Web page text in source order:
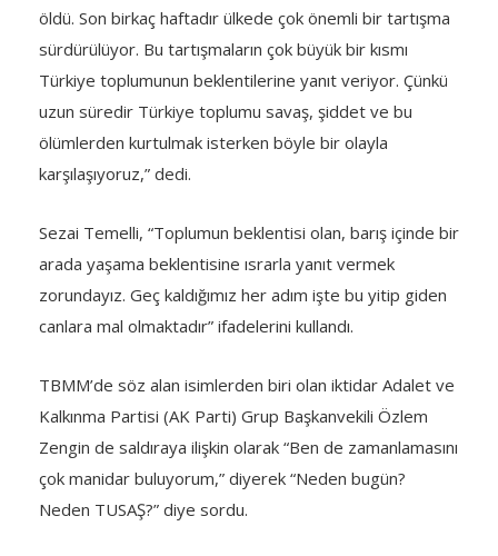
öldü. Son birkaç haftadır ülkede çok önemli bir tartışma
sürdürülüyor. Bu tartışmaların çok büyük bir kısmı
Türkiye toplumunun beklentilerine yanıt veriyor. Çünkü
uzun süredir Türkiye toplumu savaş, şiddet ve bu
ölümlerden kurtulmak isterken böyle bir olayla
karşılaşıyoruz,” dedi.
Sezai Temelli, “Toplumun beklentisi olan, barış içinde bir
arada yaşama beklentisine ısrarla yanıt vermek
zorundayız. Geç kaldığımız her adım işte bu yitip giden
canlara mal olmaktadır” ifadelerini kullandı.
TBMM’de söz alan isimlerden biri olan iktidar Adalet ve
Kalkınma Partisi (AK Parti) Grup Başkanvekili Özlem
Zengin de saldıraya ilişkin olarak “Ben de zamanlamasını
çok manidar buluyorum,” diyerek “Neden bugün?
Neden TUSAŞ?” diye sordu.